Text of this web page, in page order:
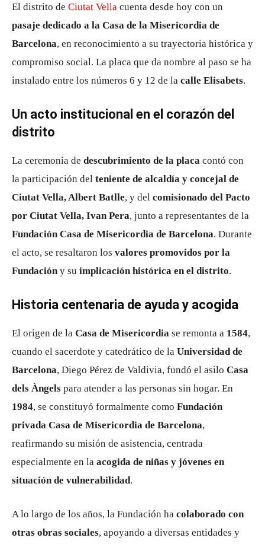
El distrito de Ciutat Vella cuenta desde hoy con un
pasaje dedicado a la Casa de la Misericordia de
Barcelona, en reconocimiento a su trayectoria histórica y
compromiso social. La placa que da nombre al paso se ha
instalado entre los números 6 y 12 de la calle Elisabets.
Un acto institucional en el corazón del
distrito
La ceremonia de descubrimiento de la placa contó con
la participación del teniente de alcaldía y concejal de
Ciutat Vella, Albert Batlle, y del comisionado del Pacto
por Ciutat Vella, Ivan Pera, junto a representantes de la
Fundación Casa de Misericordia de Barcelona. Durante
el acto, se resaltaron los valores promovidos por la
Fundación y su implicación histórica en el distrito.
Historia centenaria de ayuda y acogida
El origen de la Casa de Misericordia se remonta a 1584,
cuando el sacerdote y catedrático de la Universidad de
Barcelona, Diego Pérez de Valdivia, fundó el asilo Casa
dels Àngels para atender a las personas sin hogar. En
1984, se constituyó formalmente como Fundación
privada Casa de Misericordia de Barcelona,
reafirmando su misión de asistencia, centrada
especialmente en la acogida de niñas y jóvenes en
situación de vulnerabilidad.
A lo largo de los años, la Fundación ha colaborado con
otras obras sociales, apoyando a diversas entidades y